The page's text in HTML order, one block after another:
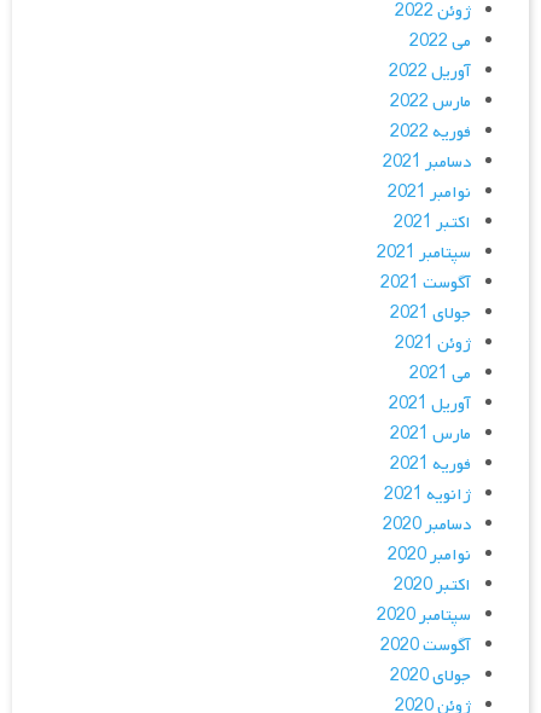
ژوئن 2022
می 2022
آوریل 2022
مارس 2022
فوریه 2022
دسامبر 2021
نوامبر 2021
اکتبر 2021
سپتامبر 2021
آگوست 2021
جولای 2021
ژوئن 2021
می 2021
آوریل 2021
مارس 2021
فوریه 2021
ژانویه 2021
دسامبر 2020
نوامبر 2020
اکتبر 2020
سپتامبر 2020
آگوست 2020
جولای 2020
ژوئن 2020